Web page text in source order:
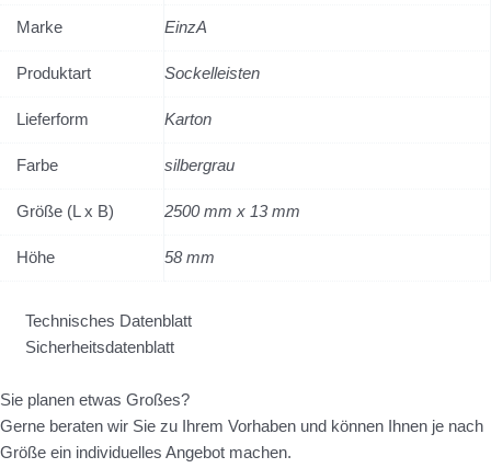
Marke EinzA
Produktart Sockelleisten
Lieferform Karton
Farbe silbergrau
Größe (L x B) 2500 mm x 13 mm
Höhe 58 mm
Technisches Datenblatt
Sicherheitsdatenblatt
Sie planen etwas Großes?
Gerne beraten wir Sie zu Ihrem Vorhaben und können Ihnen je nach
Größe ein individuelles Angebot machen.